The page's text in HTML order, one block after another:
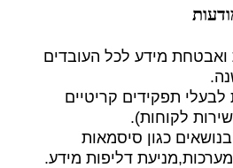
ואבטחת מידע לכל העובדים
לבעלי תפקידים קריטיים
לקוחות).
כגון סיסמאות
דליפות מידע.